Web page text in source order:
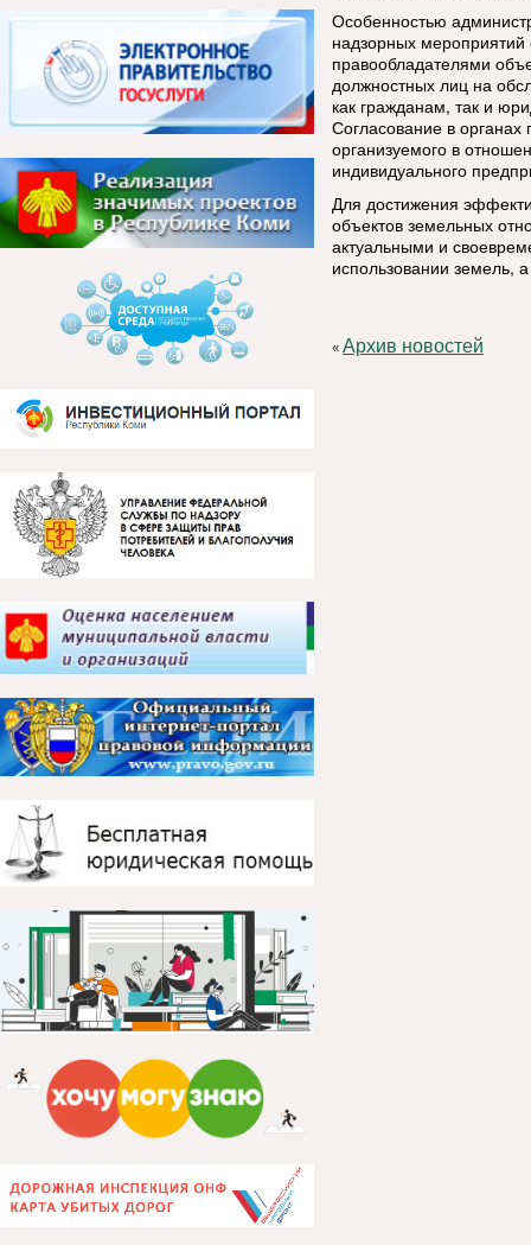
Особенностью
надзорных мероприятий
правообладателями
должностных лиц на
как гражданам, так и
Согласование в
организуемого в
индивидуального
Для достижения
объектов земельных
актуальными и
использовании земель,
«Архив новостей